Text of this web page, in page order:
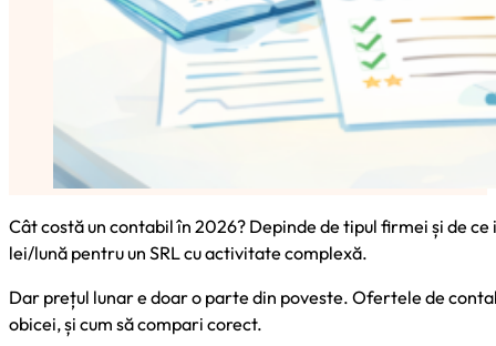
Cât costă un contabil în 2026? Depinde de tipul firmei și de
lei/lună pentru un SRL cu activitate complexă.
Dar prețul lunar e doar o parte din poveste. Ofertele de
obicei, și cum să compari corect.